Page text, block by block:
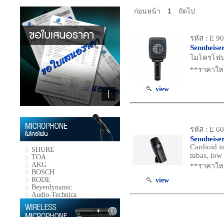
SHURE
TOA
AKG
BOSCH
RODE
Beyerdynamic
Audio-Technica
ก่อนหน้า 1 ถัดไป
view
รหัส : E
ไมโครโฟ
**ราคาใ
view
รหัส : E
Cardioid
tubas, low
**ราคาใ